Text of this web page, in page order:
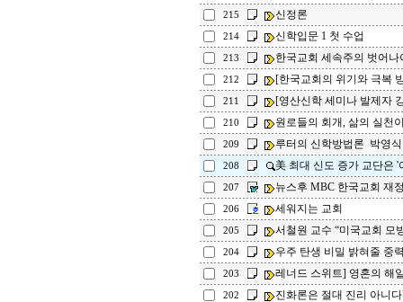
215 신정론
214 신학입문 1 첫 수업
213 한국교회 세속주의 벗어나
212 [한국교회의 위기와 극복
211 [영산신학 세미나 발제자
210 원로들의 회개, 삶의 실천
209 루터의 신학방법론 박영식
208 美 최대 신도 증가 교단은 '
207 뉴스후 MBC 한국교회 재
206 세워지는 교회
205 서철원 교수 “미국교회 모
204 우주 탄생 비밀 밝혀줄 중
203 레너드 스위트] 영혼의 해
202 진화론은 절대 진리 아니